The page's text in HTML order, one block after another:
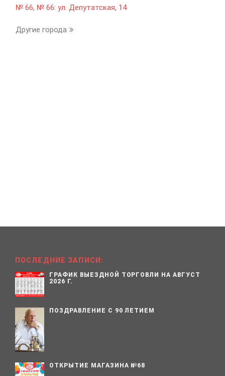
№ 66, № 66: ул. Депутатская, 14
Другие города
ПОСЛЕДНИЕ ЗАПИСИ:
ГРАФИК ВЫЕЗДНОЙ ТОРГОВЛИ НА АВГУСТ
2026 Г.
ПОЗДРАВЛЕНИЕ С 90 ЛЕТИЕМ
ОТКРЫТИЕ МАГАЗИНА №68